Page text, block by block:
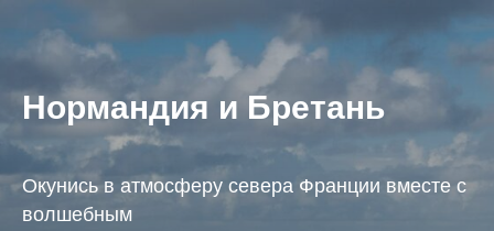
Нормандия и Бретань
Окунись в атмосферу севера Франции вместе с
волшебным